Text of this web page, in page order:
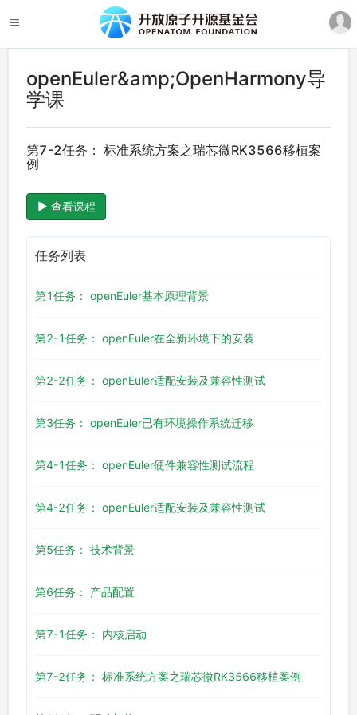
openEuler&amp;OpenHarmony导
学课
第7-2任务： 标准系统方案之瑞芯微RK3566移植案
例
查看课程
任务列表
第1任务： openEuler基本原理背景
第2-1任务： openEuler在全新环境下的安装
第2-2任务： openEuler适配安装及兼容性测试
第3任务： openEuler已有环境操作系统迁移
第4-1任务： openEuler硬件兼容性测试流程
第4-2任务： openEuler适配安装及兼容性测试
第5任务： 技术背景
第6任务： 产品配置
第7-1任务： 内核启动
第7-2任务： 标准系统方案之瑞芯微RK3566移植案例